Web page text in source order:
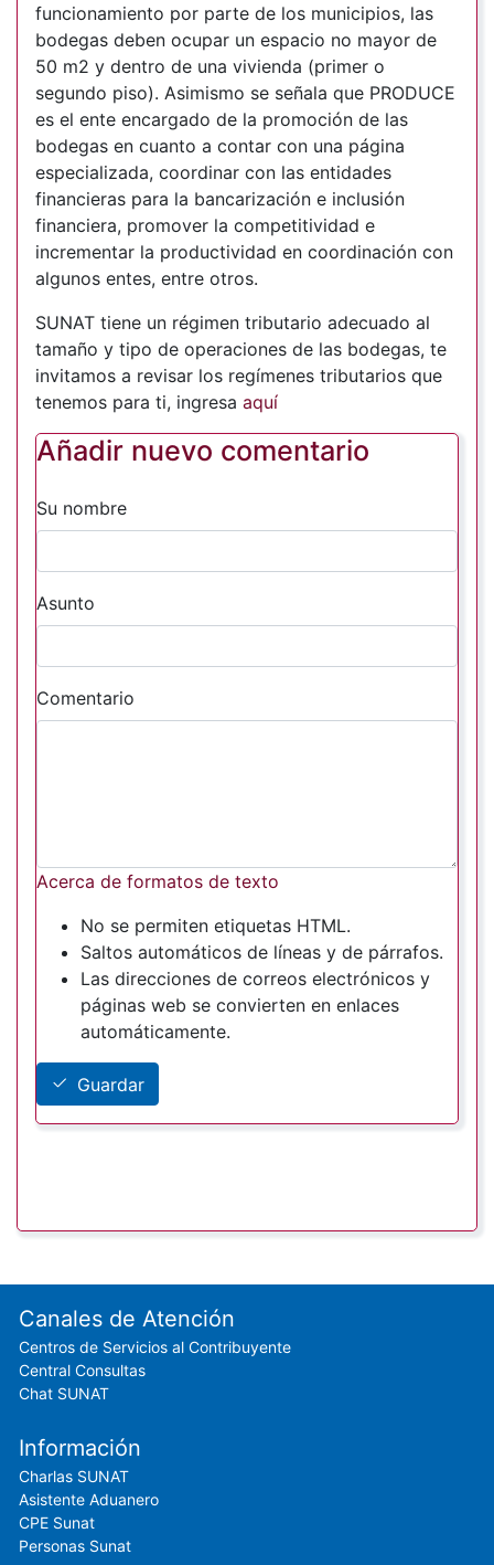
funcionamiento por parte de los municipios, las
bodegas deben ocupar un espacio no mayor de
50 m2 y dentro de una vivienda (primer o
segundo piso). Asimismo se señala que PRODUCE
es el ente encargado de la promoción de las
bodegas en cuanto a contar con una página
especializada, coordinar con las entidades
financieras para la bancarización e inclusión
financiera, promover la competitividad e
incrementar la productividad en coordinación con
algunos entes, entre otros.
SUNAT tiene un régimen tributario adecuado al
tamaño y tipo de operaciones de las bodegas, te
invitamos a revisar los regímenes tributarios que
tenemos para ti, ingresa aquí
Añadir nuevo comentario
Su nombre
Asunto
Comentario
Acerca de formatos de texto
No se permiten etiquetas HTML.
Saltos automáticos de líneas y de párrafos.
Las direcciones de correos electrónicos y
páginas web se convierten en enlaces
automáticamente.
Guardar
Footer menu
Canales de Atención
Centros de Servicios al Contribuyente
Central Consultas
Chat SUNAT
Información
Charlas SUNAT
Asistente Aduanero
CPE Sunat
Personas Sunat